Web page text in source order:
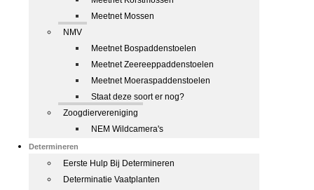
Meetnet Mossen
NMV
Meetnet Bospaddenstoelen
Meetnet Zeereeppaddenstoelen
Meetnet Moeraspaddenstoelen
Staat deze soort er nog?
Zoogdiervereniging
NEM Wildcamera's
Determineren
Eerste Hulp Bij Determineren
Determinatie Vaatplanten